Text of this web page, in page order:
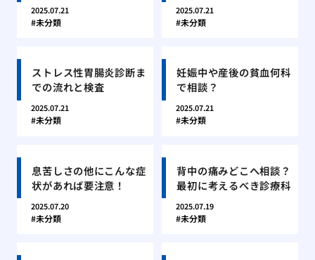
2025.07.21
未分類
2025.07.21
未分類
ストレス性胃腸炎診断ま
での流れと検査
2025.07.21
未分類
妊娠中や産後の貧血何科
で相談？
2025.07.21
未分類
息苦しさの他にこんな症
状があれば要注意！
2025.07.20
未分類
背中の痛みどこへ相談？
最初に考えるべき診療科
2025.07.19
未分類